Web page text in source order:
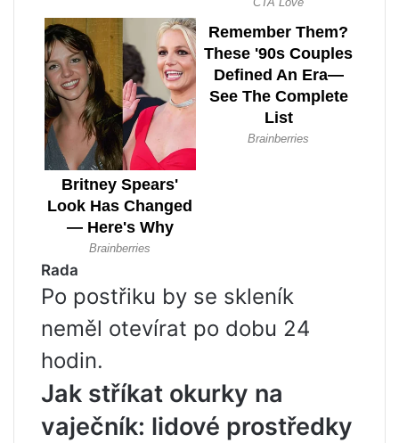
Rada
Po postřiku by se skleník
neměl otevírat po dobu 24
hodin.
Jak stříkat okurky na
vaječník: lidové prostředky